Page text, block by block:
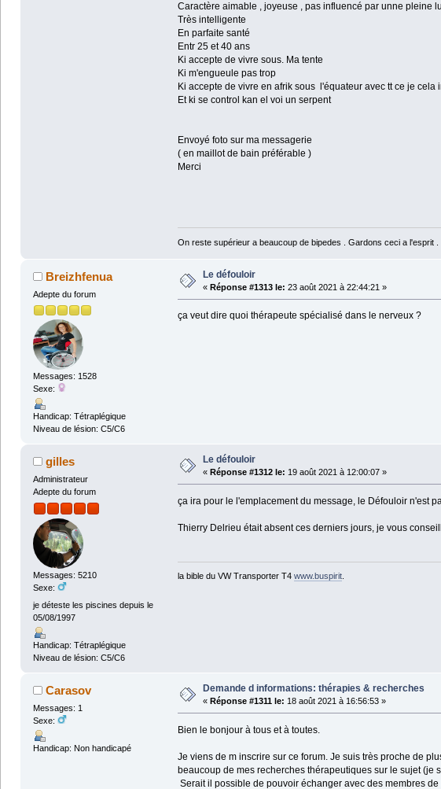
Caractère aimable , joyeuse , pas influencé par unne pleine
Très intelligente
En parfaite santé
Entr 25 et 40 ans
Ki accepte de vivre sous. Ma tente
Ki m'engueule pas trop
Ki accepte de vivre en afrik sous l'équateur avec tt ce je cela
Et ki se control kan el voi un serpent
Envoyé foto sur ma messagerie
( en maillot de bain préférable )
Merci
On reste supérieur a beaucoup de bipedes . Gardons ceci a l'esprit .
Breizhfenua
Adepte du forum
Messages: 1528
Sexe:
Handicap: Tétraplégique
Niveau de lésion: C5/C6
Le défouloir
« Réponse #1313 le: 23 août 2021 à 22:44:21 »
ça veut dire quoi thérapeute spécialisé dans le nerveux ?
gilles
Administrateur
Adepte du forum
Messages: 5210
Sexe:
je déteste les piscines depuis le
05/08/1997
Handicap: Tétraplégique
Niveau de lésion: C5/C6
Le défouloir
« Réponse #1312 le: 19 août 2021 à 12:00:07 »
ça ira pour le l'emplacement du message, le Défouloir n'est
Thierry Delrieu était absent ces derniers jours, je vous
la bible du VW Transporter T4 www.buspirit.
Carasov
Messages: 1
Sexe:
Handicap: Non handicapé
Demande d informations: thérapies & recherches
« Réponse #1311 le: 18 août 2021 à 16:56:53 »
Bien le bonjour à tous et à toutes.
Je viens de m inscrire sur ce forum. Je suis très proche de
beaucoup de mes recherches thérapeutiques sur le sujet (je
Serait il possible de pouvoir échanger avec des membres